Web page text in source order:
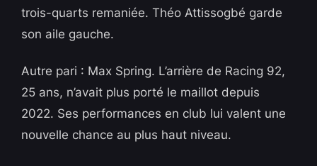
trois-quarts remaniée. Théo Attissogbé garde
son aile gauche.
Autre pari : Max Spring. L’arrière de Racing 92,
25 ans, n’avait plus porté le maillot depuis
2022. Ses performances en club lui valent une
nouvelle chance au plus haut niveau.